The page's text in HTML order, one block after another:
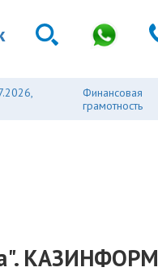
Финансовая
грамотность
КАЗИНФОРМ